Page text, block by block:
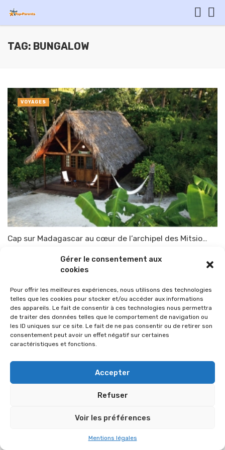
Gérer le consentement aux
cookies
Pour offrir les meilleures expériences, nous utilisons des technologies
telles que les cookies pour stocker et/ou accéder aux informations
des appareils. Le fait de consentir à ces technologies nous permettra
de traiter des données telles que le comportement de navigation ou
les ID uniques sur ce site. Le fait de ne pas consentir ou de retirer son
consentement peut avoir un effet négatif sur certaines
caractéristiques et fonctions.
Accepter
Refuser
Voir les préférences
Mentions légales
TAG: BUNGALOW
Cap sur Madagascar au cœur de l’archipel des Mitsio…
VOYAGES
© 2026 Im-presse. Tous droits réservés.
MENTIONS LÉGALES